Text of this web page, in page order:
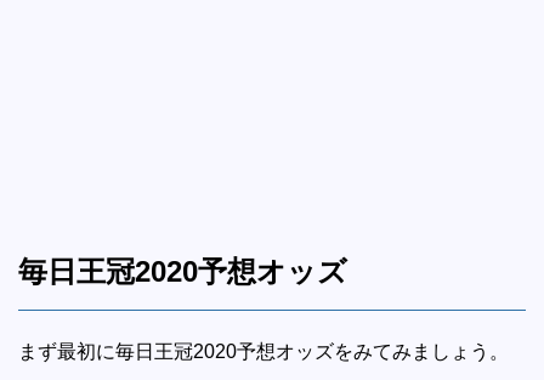
毎日王冠2020予想オッズ
まず最初に毎日王冠2020予想オッズをみてみましょう。